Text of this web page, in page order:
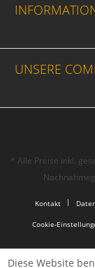
UNSERE
* Alle Preise inkl.
Kontakt
Cookie-
Diese Website